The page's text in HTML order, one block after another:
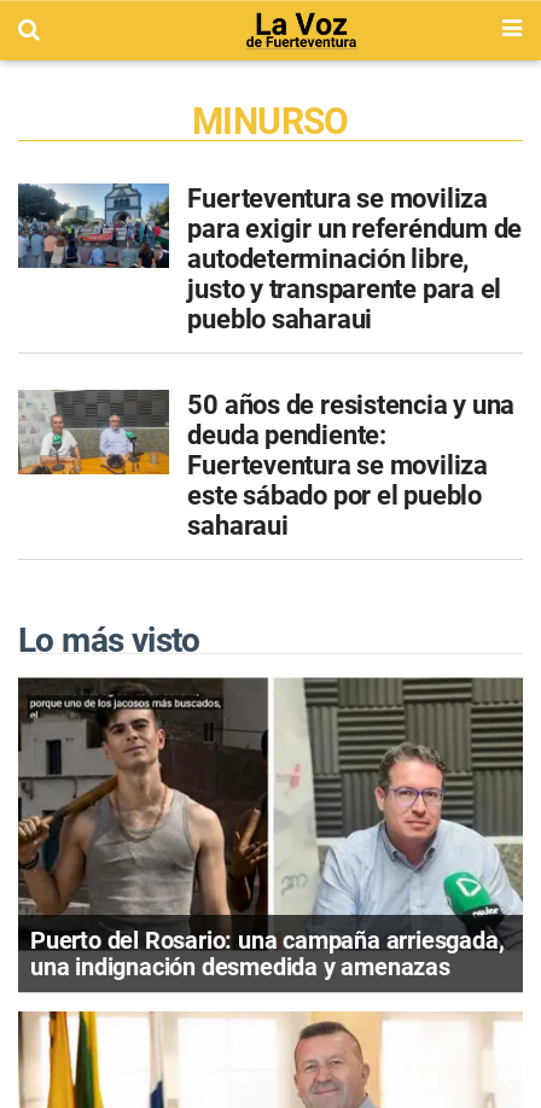
MINURSO
Fuerteventura se moviliza
para exigir un referéndum de
autodeterminación libre,
justo y transparente para el
pueblo saharaui
50 años de resistencia y una
deuda pendiente:
Fuerteventura se moviliza
este sábado por el pueblo
saharaui
Lo más visto
Puerto del Rosario: una campaña arriesgada,
una indignación desmedida y amenazas